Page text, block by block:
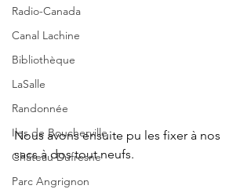
Radio-Canada
Canal Lachine
Bibliothèque
LaSalle
Randonnée
Iles de Boucherville
Château Dufresne
Parc Angrignon
Nous avons ensuite pu les fixer à nos
sacs à dos tout neufs.